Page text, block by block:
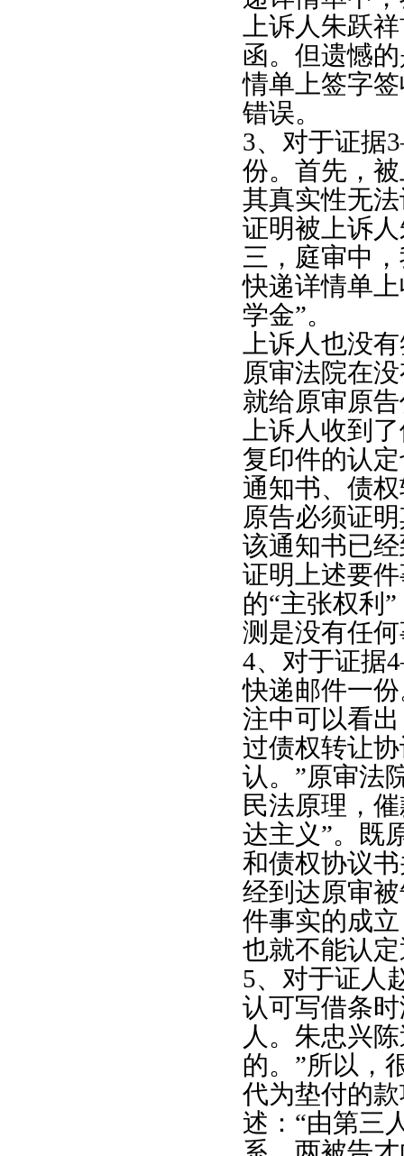
上诉人朱跃
函。但遗憾
情单上签字
错误。
3、对于证据3
份。首先，
其真实性无
证明被上诉
三，庭审中
快递详情单
学金”。
上诉人也没
原审法院在
就给原审原
上诉人收到
复印件的认
通知书、债
原告必须证
该通知书已
证明上述要
的“主张权利
测是没有任
4、对于证据4
快递邮件一
注中可以看
过债权转让
认。”原审法
民法原理，
达主义”。既
和债权协议
经到达原审
件事实的成
也就不能认
5、对于证人
认可写借条
人。朱忠兴
的。”所以，
代为垫付的
述：“由第三